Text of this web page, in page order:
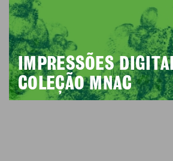
IMPRESSÕES
COLEÇÃO MNAC